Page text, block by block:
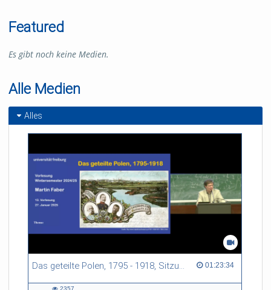
Featured
Es gibt noch keine Medien.
Alle Medien
Alles
Das geteilte Polen, 1795 - 1918, Sitzung 13 01:23:34
01:23:34 duration
2357